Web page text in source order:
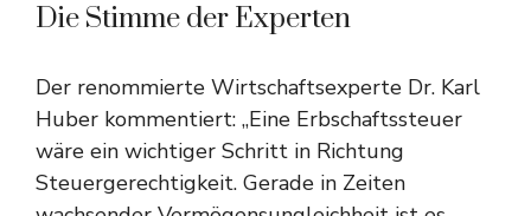
Die Stimme der Experten
Der renommierte Wirtschaftsexperte Dr. Karl
Huber kommentiert: „Eine Erbschaftssteuer
wäre ein wichtiger Schritt in Richtung
Steuergerechtigkeit. Gerade in Zeiten